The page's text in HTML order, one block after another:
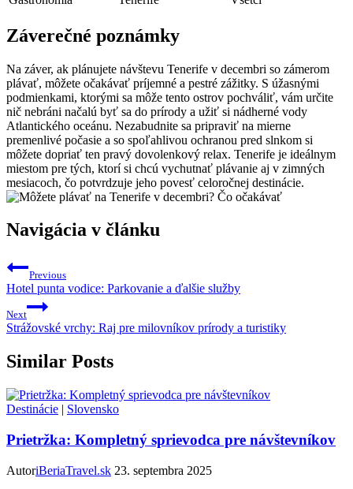
Záverečné poznámky
Na záver, ak plánujete návštevu Tenerife v decembri so zámerom
plávať, môžete očakávať príjemné a pestré zážitky. S úžasnými
podmienkami, ktorými sa môže tento ostrov pochváliť, vám určite
nič nebráni načalú byť sa do prírody a užiť si nádherné vody
Atlantického oceánu. Nezabudnite sa pripraviť na mierne
premenlivé počasie a so spoľahlivou ochranou pred slnkom si
môžete dopriať ten pravý dovolenkový relax. Tenerife je ideálnym
miestom pre tých, ktorí si chcú vychutnať plávanie aj v zimných
mesiacoch, čo potvrdzuje jeho povesť celoročnej destinácie.
Navigácia v článku
Previous
Hotel punta vodice: Parkovanie a ďalšie služby
Next
Strážovské vrchy: Raj pre milovníkov prírody a turistiky
Similar Posts
Destinácie | Slovensko
Prietržka: Kompletný sprievodca pre návštevníkov
AutoriBeriaTravel.sk 23. septembra 2025